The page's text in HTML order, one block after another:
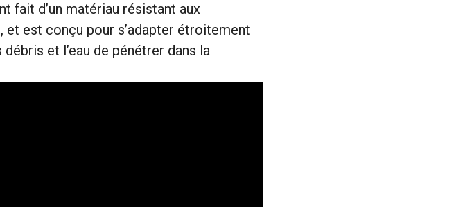
fait d’un matériau résistant aux
est conçu pour s’adapter étroitement
et l’eau de pénétrer dans la